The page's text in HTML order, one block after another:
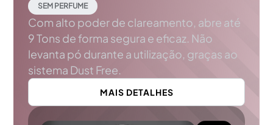
SEM PERFUME
Com alto poder de clareamento, abre até
9 Tons de forma segura e eficaz. Não
levanta pó durante a utilização, graças ao
sistema Dust Free.
MAIS DETALHES